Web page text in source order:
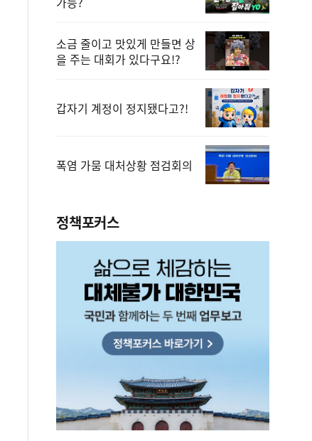
소금 줄이고 맛있게 만들면 상
을 주는 대회가 있다구요!?
갑자기 계정이 정지됐다고?!
폭염 가뭄 대처상황 점검회의
정책포커스